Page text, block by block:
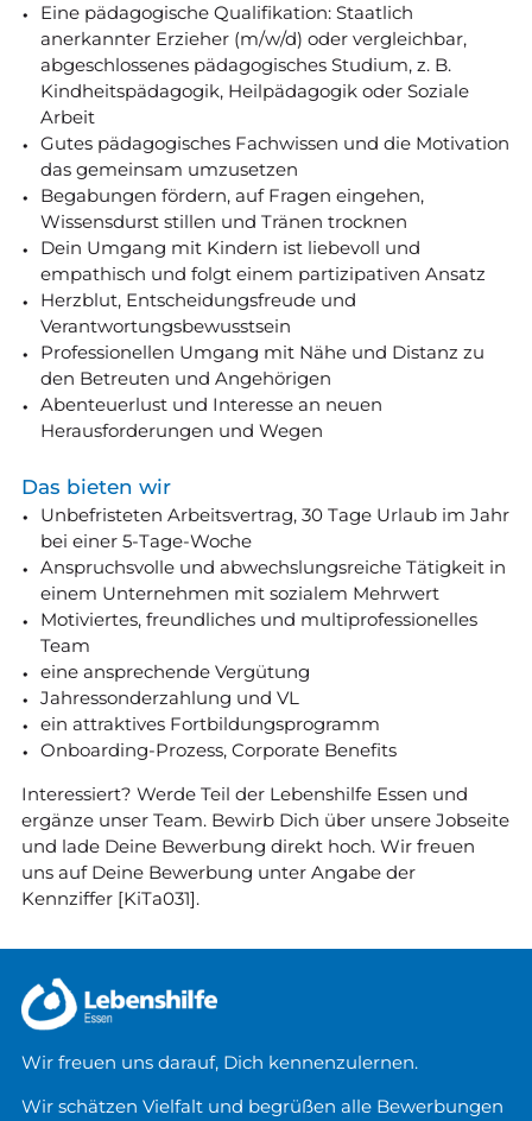
Eine pädagogische Qualifikation: Staatlich
anerkannter Erzieher (m/w/d) oder vergleichbar,
abgeschlossenes pädagogisches Studium, z. B.
Kindheitspädagogik, Heilpädagogik oder Soziale
Arbeit
Gutes pädagogisches Fachwissen und die Motivation
das gemeinsam umzusetzen
Begabungen fördern, auf Fragen eingehen,
Wissensdurst stillen und Tränen trocknen
Dein Umgang mit Kindern ist liebevoll und
empathisch und folgt einem partizipativen Ansatz
Herzblut, Entscheidungsfreude und
Verantwortungsbewusstsein
Professionellen Umgang mit Nähe und Distanz zu
den Betreuten und Angehörigen
Abenteuerlust und Interesse an neuen
Herausforderungen und Wegen
Das bieten wir
Unbefristeten Arbeitsvertrag, 30 Tage Urlaub im Jahr
bei einer 5-Tage-Woche
Anspruchsvolle und abwechslungsreiche Tätigkeit in
einem Unternehmen mit sozialem Mehrwert
Motiviertes, freundliches und multiprofessionelles
Team
eine ansprechende Vergütung
Jahressonderzahlung und VL
ein attraktives Fortbildungsprogramm
Onboarding-Prozess, Corporate Benefits
Interessiert? Werde Teil der Lebenshilfe Essen und
ergänze unser Team. Bewirb Dich über unsere Jobseite
und lade Deine Bewerbung direkt hoch. Wir freuen
uns auf Deine Bewerbung unter Angabe der
Kennziffer [KiTa031].
Wir freuen uns darauf, Dich kennenzulernen.
Wir schätzen Vielfalt und begrüßen alle Bewerbungen